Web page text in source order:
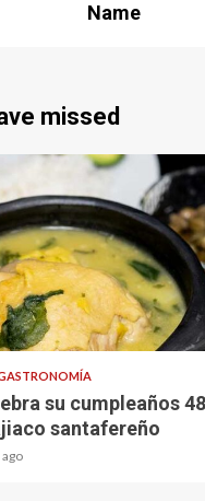
Name
missed
su cumpleaños
santafereño